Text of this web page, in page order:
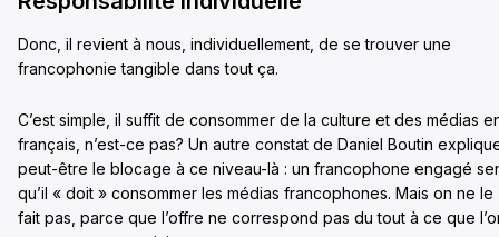
Donc, il revient à nous, individuellement, de se trouver une
francophonie tangible dans tout ça.
C’est simple, il suffit de consommer de la culture et des médias
français, n’est-ce pas? Un autre constat de Daniel Boutin
peut-être le blocage à ce niveau-là : un francophone engagé
qu’il « doit » consommer les médias francophones. Mais on ne le
fait pas, parce que l’offre ne correspond pas du tout à ce que